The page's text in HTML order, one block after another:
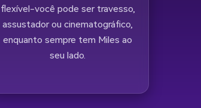
flexível-você pode ser travesso,
assustador ou cinematográfico,
enquanto sempre tem Miles ao
seu lado.